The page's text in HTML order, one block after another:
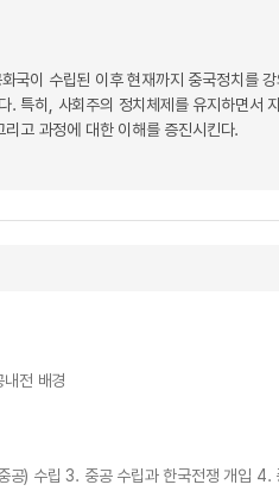
이 수립된 이후 현재까지 중국정치를
특히, 사회주의 정치체제를 유지하면서
고 과정에 대한 이해를 증진시킨다.
전 배경
공) 수립 3. 중공 수립과 한국전쟁 개입 4.